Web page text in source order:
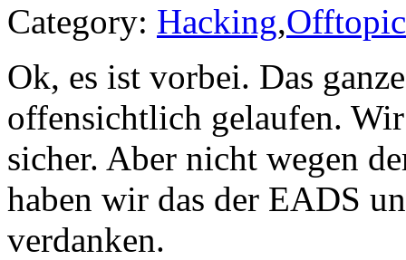
Category: Hacking,Offtopic
Ok, es ist vorbei. Das
offensichtlich gelaufen.
sicher. Aber nicht wegen
haben wir das der EADS
verdanken.